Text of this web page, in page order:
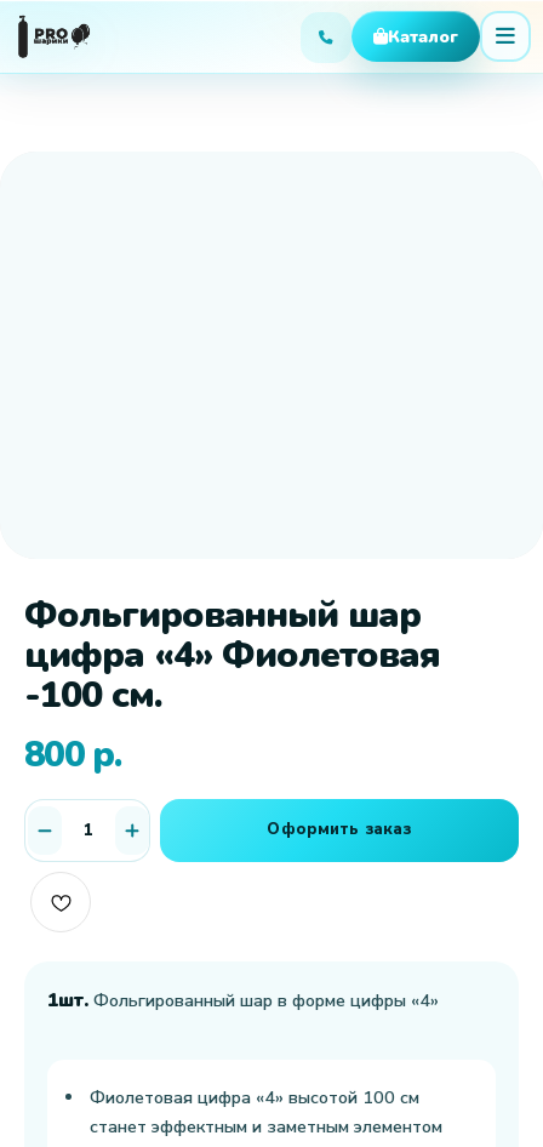
Фольгированный шар
цифра «4» Фиолетовая
-100 см.
800 р.
Оформить заказ
1шт. Фольгированный шар в форме цифры «4»
Фиолетовая цифра «4» высотой 100 см
станет эффектным и заметным элементом